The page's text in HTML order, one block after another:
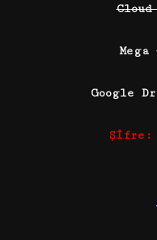
Mega
Google
Şifre: